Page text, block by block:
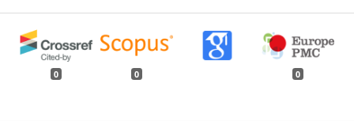
0 0 0